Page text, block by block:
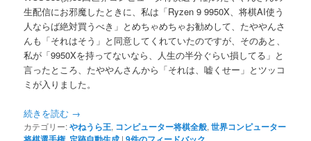
生配信にお邪魔したときに、私は「Ryzen 9 9950X、将棋AI使う
人ならば絶対買うべき」とめちゃめちゃお勧めして、たややんさ
んも「それはそう」と同意してくれていたのですが、そのあと、
私が「9950Xを持ってないなら、人生の半分ぐらい損してる」と
言ったところ、たややんさんから「それは、嘘くせー」とツッコ
ミが入りました。
続きを読む →
カテゴリー:やねうら王, コンピューター将棋全般,世界コンピューター